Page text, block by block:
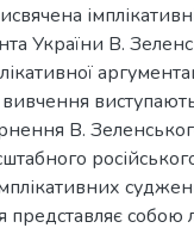
України В.
В.
представляє